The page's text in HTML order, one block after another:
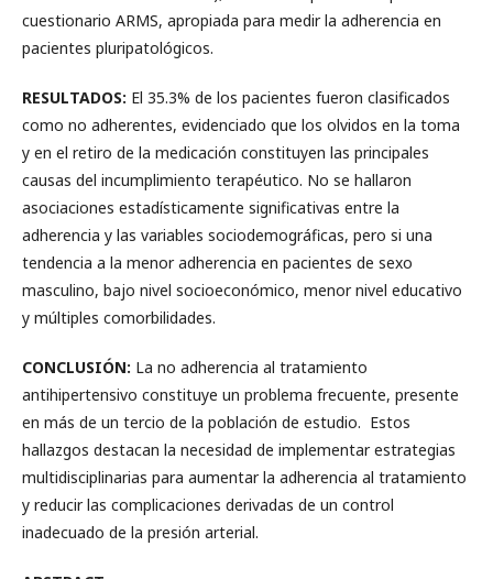
cuestionario ARMS, apropiada para medir la adherencia en
pacientes pluripatológicos.
RESULTADOS: El 35.3% de los pacientes fueron clasificados
como no adherentes, evidenciado que los olvidos en la toma
y en el retiro de la medicación constituyen las principales
causas del incumplimiento terapéutico. No se hallaron
asociaciones estadísticamente significativas entre la
adherencia y las variables sociodemográficas, pero si una
tendencia a la menor adherencia en pacientes de sexo
masculino, bajo nivel socioeconómico, menor nivel educativo
y múltiples comorbilidades.
CONCLUSIÓN: La no adherencia al tratamiento
antihipertensivo constituye un problema frecuente, presente
en más de un tercio de la población de estudio. Estos
hallazgos destacan la necesidad de implementar estrategias
multidisciplinarias para aumentar la adherencia al tratamiento
y reducir las complicaciones derivadas de un control
inadecuado de la presión arterial.